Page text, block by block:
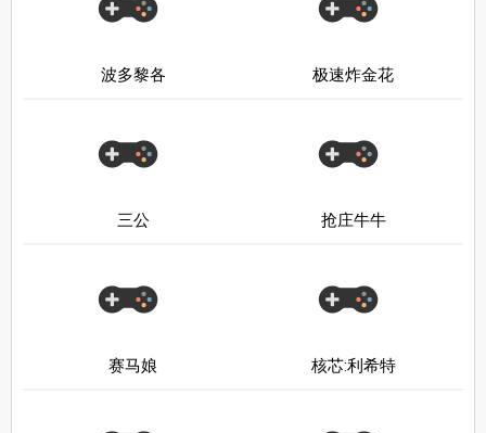
波多黎各 极速炸金花
三公 抢庄牛牛
赛马娘 核芯:利希特